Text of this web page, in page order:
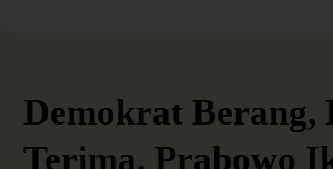
Demokrat Berang,
Terima, Prabowo